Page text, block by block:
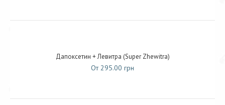
Дапоксетин + Левитра (Super Zhewitra)
От 295.00 грн